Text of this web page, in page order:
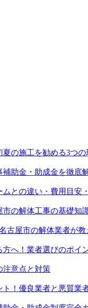
の施工を勧める3つの
補助金・助成金を徹底
との違い・費用目安
の解体工事の基礎知
古屋市の解体業者が教
へ！業者選びのポイ
注意点と対策
ト！優良業者と悪質業